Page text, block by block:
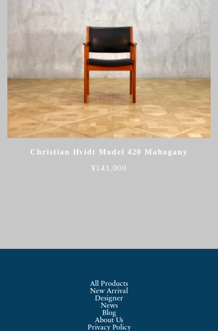
Christian Hvidt Model 420 Mahogany
¥143,000
All Products
New Arrival
Designer
News
Blog
About Us
Privacy Policy